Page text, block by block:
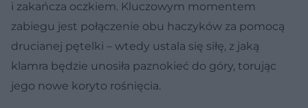
i zakańcza oczkiem. Kluczowym momentem
zabiegu jest połączenie obu haczyków za pomocą
drucianej pętelki – wtedy ustala się siłę, z jaką
klamra będzie unosiła paznokieć do góry, torując
jego nowe koryto rośnięcia.